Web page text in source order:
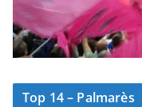
Top 14 – Palmarès